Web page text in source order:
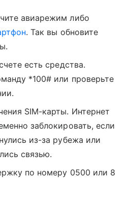
авиарежим либо
. Так вы обновите
есть средства.
*100# или проверьте
SIM-карты. Интернет
заблокировать, если
из-за рубежа или
связью.
по номеру 0500 или 8